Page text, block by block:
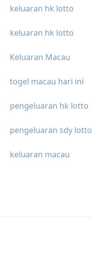
keluaran hk lotto
keluaran hk lotto
Keluaran Macau
togel macau hari ini
pengeluaran hk lotto
pengeluaran sdy lotto
keluaran macau